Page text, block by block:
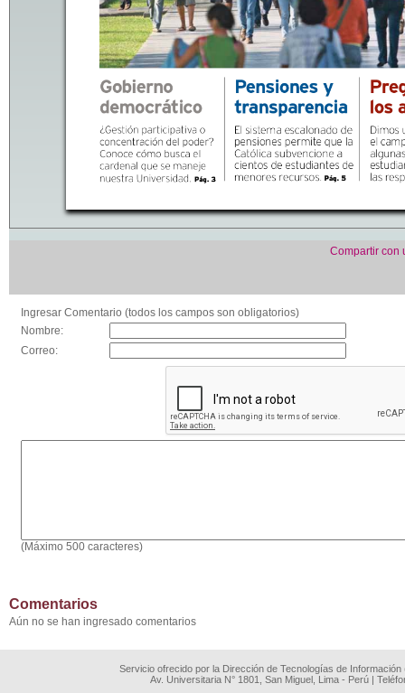
Compartir con
Ingresar Comentario (todos los campos son obligatorios)
Nombre:
Correo:
(Máximo 500 caracteres)
Comentarios
Aún no se han ingresado comentarios
Servicio ofrecido por la Dirección de Tecnologías de
Av. Universitaria N° 1801, San Miguel, Lima - Perú |